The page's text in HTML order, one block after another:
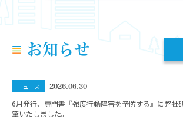
お知らせ
ニュース 2026.06.30
6月発行、専門書『強度行動障害を予防する』に弊社
筆いたしました。